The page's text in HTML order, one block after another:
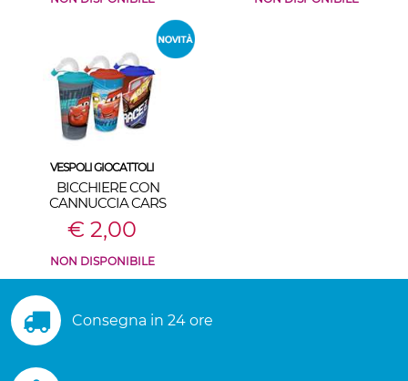
VESPOLI GIOCATTOLI
BICCHIERE CON
CANNUCCIA CARS
€ 2,00
NON DISPONIBILE
Consegna in 24 ore